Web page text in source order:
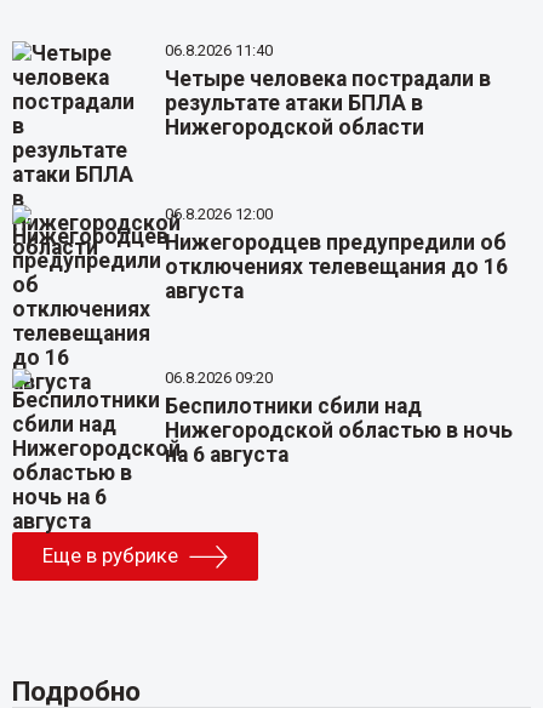
06.8.2026 11:40
Четыре человека пострадали в
результате атаки БПЛА в
Нижегородской области
06.8.2026 12:00
Нижегородцев предупредили об
отключениях телевещания до 16
августа
06.8.2026 09:20
Беспилотники сбили над
Нижегородской областью в ночь
на 6 августа
Еще в рубрике
Подробно